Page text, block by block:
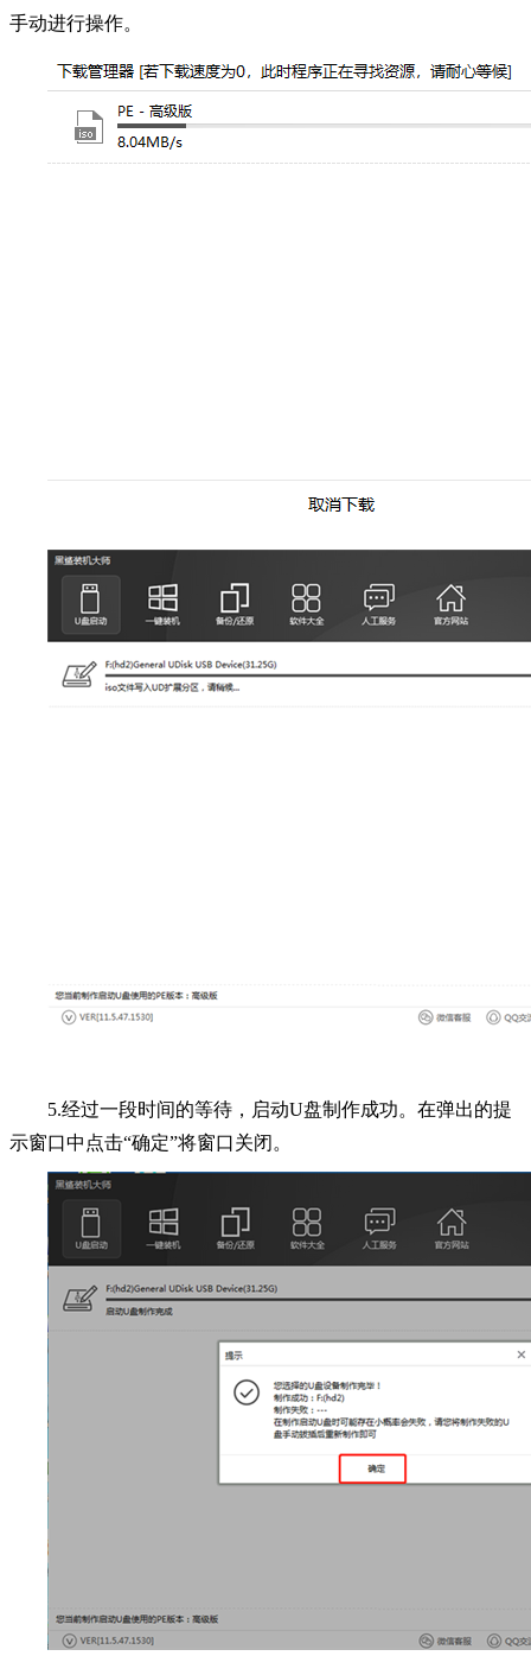
手动进行操作。
5.经过一段时间的等待，启动U盘制作成功。在弹出的提
示窗口中点击“确定”将窗口关闭。